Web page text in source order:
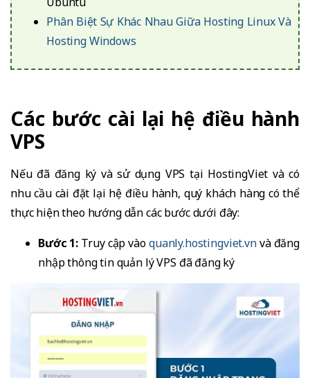
Phân Biệt Sự Khác Nhau Giữa Hosting Linux Và
Hosting Windows
Các bước cài lại hệ điều hành
VPS
Nếu đã đăng ký và sử dụng VPS tại HostingViet và có
nhu cầu cài đặt lại hệ điều hành, quý khách hàng có thể
thực hiện theo hướng dẫn các bước dưới đây:
Bước 1: Truy cập vàoquanly.hostingviet.vnvà đăng
nhập thông tin quản lý VPS đã đăng ký